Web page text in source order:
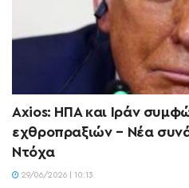
Axios: ΗΠΑ και Ιράν
εχθροπραξιών – Νέα
Ντόχα
29/06/2026 | 10:13